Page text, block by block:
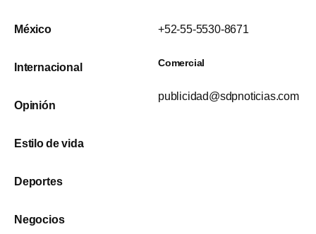
México
Internacional
Opinión
Estilo de vida
Deportes
Negocios
+52-55-5530-8671
Comercial
publicidad@sdpnoticias.com